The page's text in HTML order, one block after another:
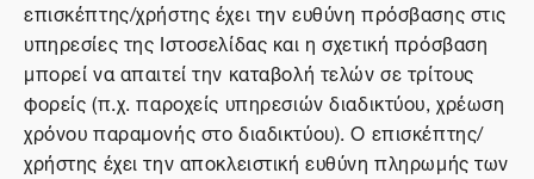
επισκέπτης/χρήστης έχει την ευθύνη πρόσβασης στις
υπηρεσίες της Ιστοσελίδας και η σχετική πρόσβαση
μπορεί να απαιτεί την καταβολή τελών σε τρίτους
φορείς (π.χ. παροχείς υπηρεσιών διαδικτύου, χρέωση
χρόνου παραμονής στο διαδικτύου). Ο επισκέπτης/
χρήστης έχει την αποκλειστική ευθύνη πληρωμής των